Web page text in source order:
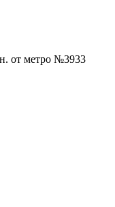
от метро №3933